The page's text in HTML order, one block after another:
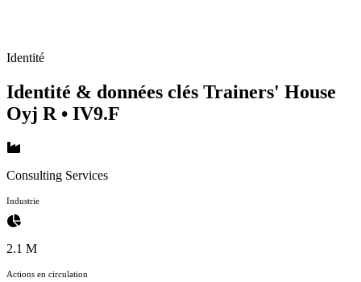
Identité
Identité & données clés Trainers' House
Oyj R • IV9.F
Consulting Services
Industrie
2.1 M
Actions en circulation